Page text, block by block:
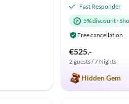
Fast Responder
5% discount·
Free cancellation
€525.-
2 guests / 7 Nights
Hidden Gem
Top-Listing